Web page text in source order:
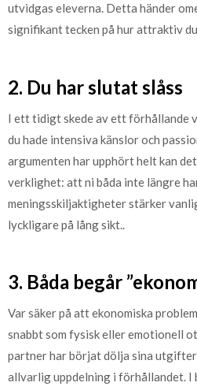
utvidgas eleverna. Detta händer
signifikant tecken på hur attraktiv
2. Du har slutat slåss
I ett tidigt skede av ett förhållande
du hade intensiva känslor och
argumenten har upphört helt kan
verklighet: att ni båda inte längre
meningsskiljaktigheter stärker
lyckligare på lång sikt..
3. Båda begår
Var säker på att ekonomiska
snabbt som fysisk eller emotionell
partner har börjat dölja sina
allvarlig uppdelning i förhållandet.